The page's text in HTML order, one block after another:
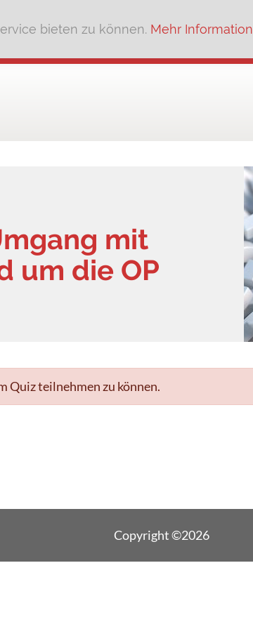
bieten zu können. Mehr Information
mit
um die OP
Quiz teilnehmen zu können.
Copyright ©2026